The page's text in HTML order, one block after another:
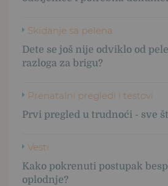
Skidanje sa pelena
Dete se još nije odviklo od
razloga za brigu?
Prenatalni pregledi i testovi
Prvi pregled u trudnoći - sve
Vesti
Kako pokrenuti postupak
oplodnje?